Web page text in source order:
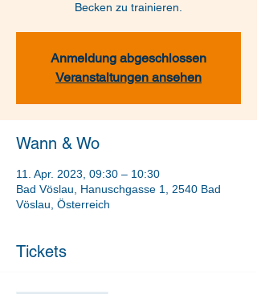
Becken zu trainieren.
Anmeldung abgeschlossen
Veranstaltungen ansehen
Wann & Wo
11. Apr. 2023, 09:30 – 10:30
Bad Vöslau, Hanuschgasse 1, 2540 Bad
Vöslau, Österreich
Tickets